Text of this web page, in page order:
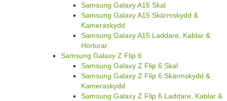
Samsung Galaxy A15 Skal
Samsung Galaxy A15 Skärmskydd &
Kameraskydd
Samsung Galaxy A15 Laddare, Kablar &
Hörlurar
Samsung Galaxy Z Flip 6
Samsung Galaxy Z Flip 6 Skal
Samsung Galaxy Z Flip 6 Skärmskydd &
Kameraskydd
Samsung Galaxy Z Flip 6 Laddare, Kablar &